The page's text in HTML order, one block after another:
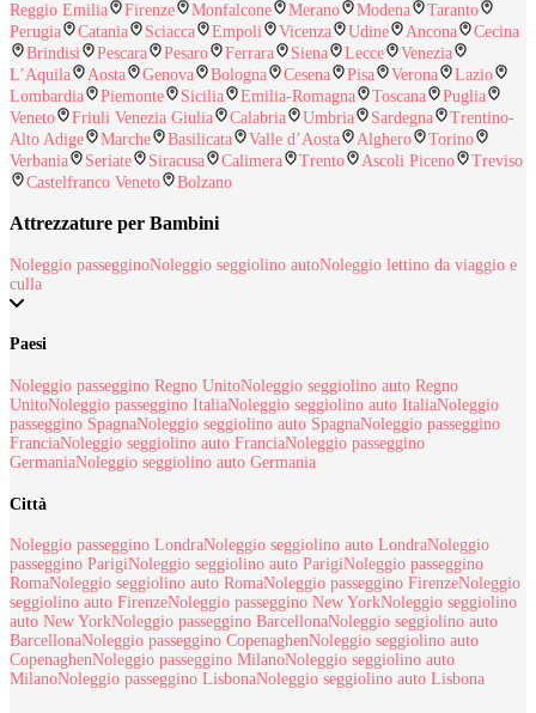
Reggio Emilia
Firenze Monfalcone Merano Modena
Taranto
Perugia
Catania Sciacca Empoli Vicenza Udine Ancona
Cecina
Brindisi
Pescara Pesaro Ferrara Siena Lecce
Venezia
L’Aquila
Aosta Genova Bologna Cesena Pisa Verona
Lazio
Lombardia
Piemonte Sicilia Emilia-Romagna Toscana
Puglia
Veneto
Friuli Venezia Giulia Calabria Umbria Sardegna
Trentino-
Alto Adige
Marche Basilicata Valle d’Aosta Alghero
Torino
Verbania
Seriate Siracusa Calimera Trento Ascoli Piceno
Treviso
Castelfranco Veneto
Bolzano
Attrezzature per Bambini
Noleggio passegginoNoleggio seggiolino autoNoleggio lettino da viaggio e
culla
Paesi
Noleggio passeggino Regno UnitoNoleggio seggiolino auto Regno
UnitoNoleggio passeggino ItaliaNoleggio seggiolino auto ItaliaNoleggio
passeggino SpagnaNoleggio seggiolino auto SpagnaNoleggio passeggino
FranciaNoleggio seggiolino auto FranciaNoleggio passeggino
GermaniaNoleggio seggiolino auto Germania
Città
Noleggio passeggino LondraNoleggio seggiolino auto LondraNoleggio
passeggino ParigiNoleggio seggiolino auto ParigiNoleggio passeggino
RomaNoleggio seggiolino auto RomaNoleggio passeggino FirenzeNoleggio
seggiolino auto FirenzeNoleggio passeggino New YorkNoleggio seggiolino
auto New YorkNoleggio passeggino BarcellonaNoleggio seggiolino auto
BarcellonaNoleggio passeggino CopenaghenNoleggio seggiolino auto
CopenaghenNoleggio passeggino MilanoNoleggio seggiolino auto
MilanoNoleggio passeggino LisbonaNoleggio seggiolino auto Lisbona